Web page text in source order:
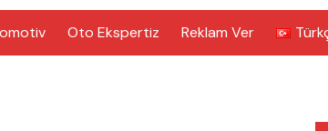
Oto Ekspertiz Reklam Ver